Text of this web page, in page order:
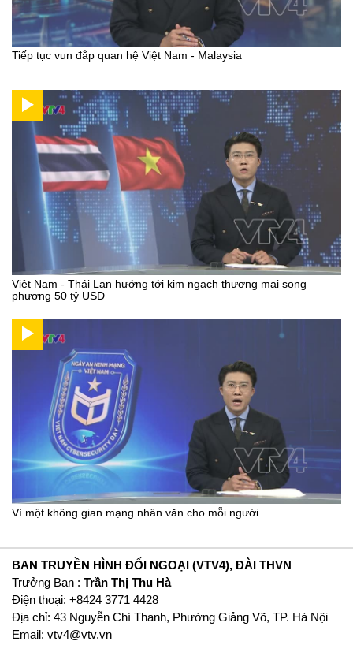
Tiếp tục vun đắp quan hệ Việt Nam - Malaysia
Việt Nam - Thái Lan hướng tới kim ngạch thương mại song
phương 50 tỷ USD
Vì một không gian mạng nhân văn cho mỗi người
BAN TRUYỀN HÌNH ĐỐI NGOẠI (VTV4), ĐÀI THVN
Trưởng Ban : Trần Thị Thu Hà
Ðiện thoại: +8424 3771 4428
Địa chỉ: 43 Nguyễn Chí Thanh, Phường Giảng Võ, TP. Hà Nội
Email: vtv4@vtv.vn